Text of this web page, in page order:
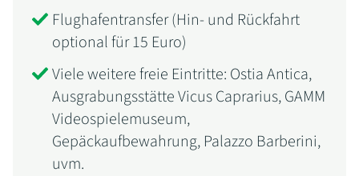
Flughafentransfer (Hin- und Rückfahrt
optional für 15 Euro)
Viele weitere freie Eintritte: Ostia Antica,
Ausgrabungsstätte Vicus Caprarius, GAMM
Videospielemuseum,
Gepäckaufbewahrung, Palazzo Barberini,
uvm.